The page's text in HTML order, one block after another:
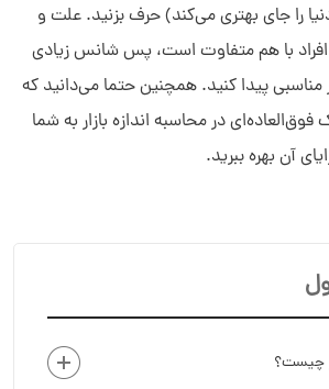
را جای بهتری می‌کند) حرف بزنید. علت و
با هم متفاوت است، پس شانس زیادی
مناسبی پیدا کنید. همچنین حتما می‌دانید که
در محاسبه اندازه بازار به شما
آن بهره ببرید.
چیست؟